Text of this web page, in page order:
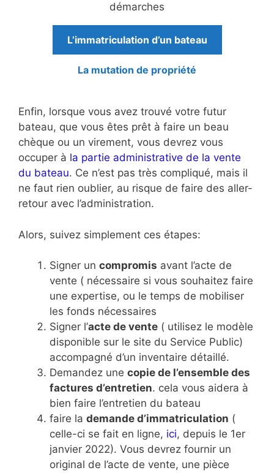
démarches
L’immatriculation d’un bateau
La mutation de propriété
Enfin, lorsque vous avez trouvé votre futur
bateau, que vous êtes prêt à faire un beau
chèque ou un virement, vous devrez vous
occuper à la partie administrative de la vente
du bateau. Ce n’est pas très compliqué, mais il
ne faut rien oublier, au risque de faire des aller-
retour avec l’administration.
Alors, suivez simplement ces étapes:
Signer un compromis avant l’acte de
vente ( nécessaire si vous souhaitez faire
une expertise, ou le temps de mobiliser
les fonds nécessaires
Signer l’acte de vente ( utilisez le modèle
disponible sur le site du Service Public)
accompagné d’un inventaire détaillé.
Demandez une copie de l’ensemble des
factures d’entretien. cela vous aidera à
bien faire l’entretien du bateau
faire la demande d’immatriculation (
celle-ci se fait en ligne, ici, depuis le 1er
janvier 2022). Vous devrez fournir un
original de l’acte de vente, une pièce